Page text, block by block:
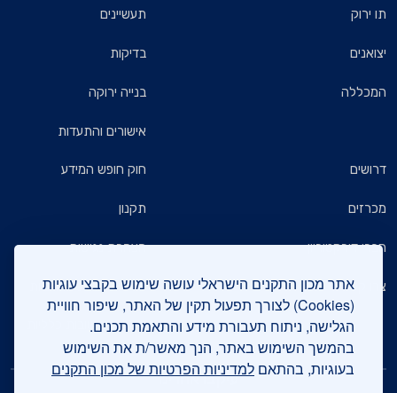
אתר מכון התקנים הישראלי עושה שימוש בקבצי עוגיות
(Cookies) לצורך תפעול תקין של האתר, שיפור חוויית
הגלישה, ניתוח תעבורת מידע והתאמת תכנים.
בהמשך השימוש באתר, הנך מאשר/ת את השימוש
בעוגיות, בהתאם למדיניות הפרטיות של מכון התקנים
תו ירוק
יצואנים
המכללה
תעשיינים
בדיקות
בנייה ירוקה
אישורים והתעדות
דרושים
מכרזים
חברי דירקטוריון
צרו קשר
חוק חופש המידע
תקנון
הצהרת נגישות
מדיניות הגנת הפרטיות
שאלות ותשובות כלליות
עיקבו אחרינו